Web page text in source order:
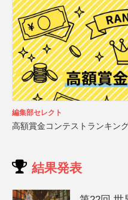
編集部セレクト
高額賞金コンテストランキン
結果発表